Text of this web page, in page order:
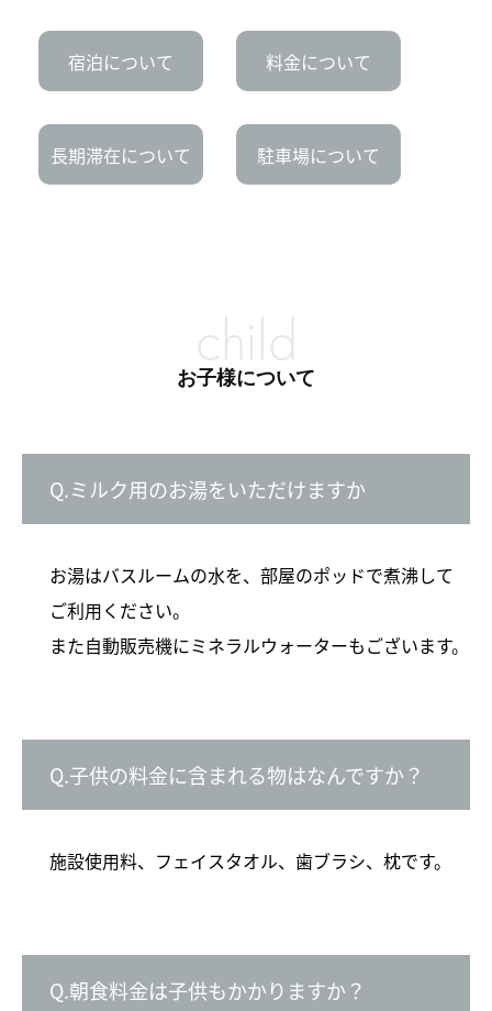
宿泊について 料金について
長期滞在について 駐車場について
child
お子様について
Q.ミルク用のお湯をいただけますか
お湯はバスルームの水を、部屋のポッドで煮沸して
ご利用ください。
また自動販売機にミネラルウォーターもございます。
Q.子供の料金に含まれる物はなんですか？
施設使用料、フェイスタオル、歯ブラシ、枕です。
Q.朝食料金は子供もかかりますか？